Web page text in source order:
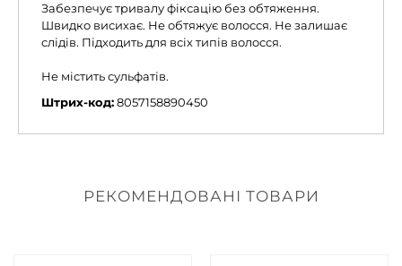
Забезпечує тривалу фіксацію без обтяження.
Швидко висихає. Не обтяжує волосся. Не залишає
слідів. Підходить для всіх типів волосся.
Не містить сульфатів.
Штрих-код:8057158890450
РЕКОМЕНДОВАНІ ТОВАРИ